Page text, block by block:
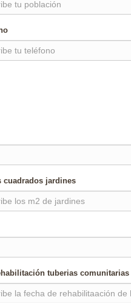
cuadrados jardines
tuberias comunitarias